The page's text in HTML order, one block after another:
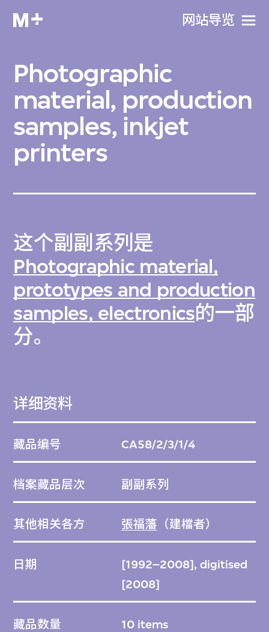
网站导览
Photographic
material, production
samples, inkjet
printers
这个副副系列是
Photographic material,
prototypes and production
samples, electronics的一部
分。
详细资料
藏品编号 CA58/2/3/1/4
档案藏品层次 副副系列
其他相关各方 張福藩 （建檔者）
日期
[1992–2008], digitised
[2008]
藏品数量 10 items